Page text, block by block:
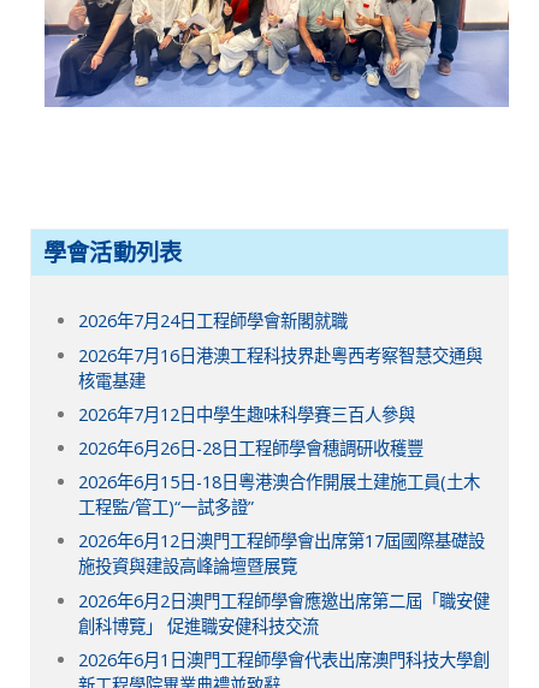
學會活動列表
2026年7月24日工程師學會新閣就職
2026年7月16日港澳工程科技界赴粵西考察智慧交通與
核電基建
2026年7月12日中學生趣味科學賽三百人參與
2026年6月26日-28日工程師學會穗調研收穫豐
2026年6月15日-18日粵港澳合作開展土建施工員(土木
工程監/管工)“一試多證”
2026年6月12日澳門工程師學會出席第17屆國際基礎設
施投資與建設高峰論壇暨展覽
2026年6月2日澳門工程師學會應邀出席第二屆「職安健
創科博覽」 促進職安健科技交流
2026年6月1日澳門工程師學會代表出席澳門科技大學創